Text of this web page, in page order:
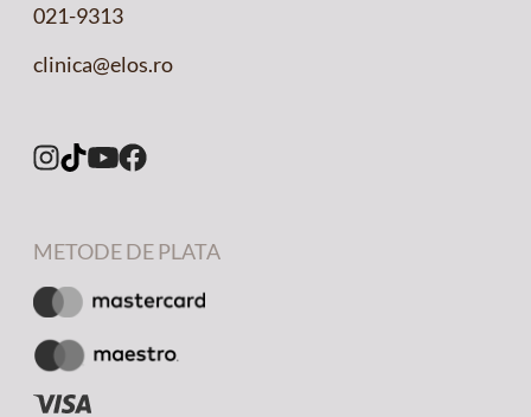
021-9313
clinica@elos.ro
METODE DE PLATA